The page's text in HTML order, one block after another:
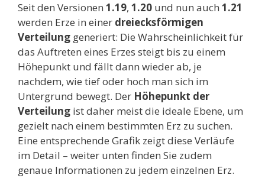
Seit den Versionen 1.19, 1.20 und nun auch 1.21
werden Erze in einer dreiecksförmigen
Verteilung generiert: Die Wahrscheinlichkeit für
das Auftreten eines Erzes steigt bis zu einem
Höhepunkt und fällt dann wieder ab, je
nachdem, wie tief oder hoch man sich im
Untergrund bewegt. Der Höhepunkt der
Verteilung ist daher meist die ideale Ebene, um
gezielt nach einem bestimmten Erz zu suchen.
Eine entsprechende Grafik zeigt diese Verläufe
im Detail – weiter unten finden Sie zudem
genaue Informationen zu jedem einzelnen Erz.